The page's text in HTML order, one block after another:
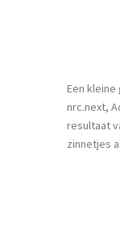
Een
nrc.next,
resultaat
zinnetjes